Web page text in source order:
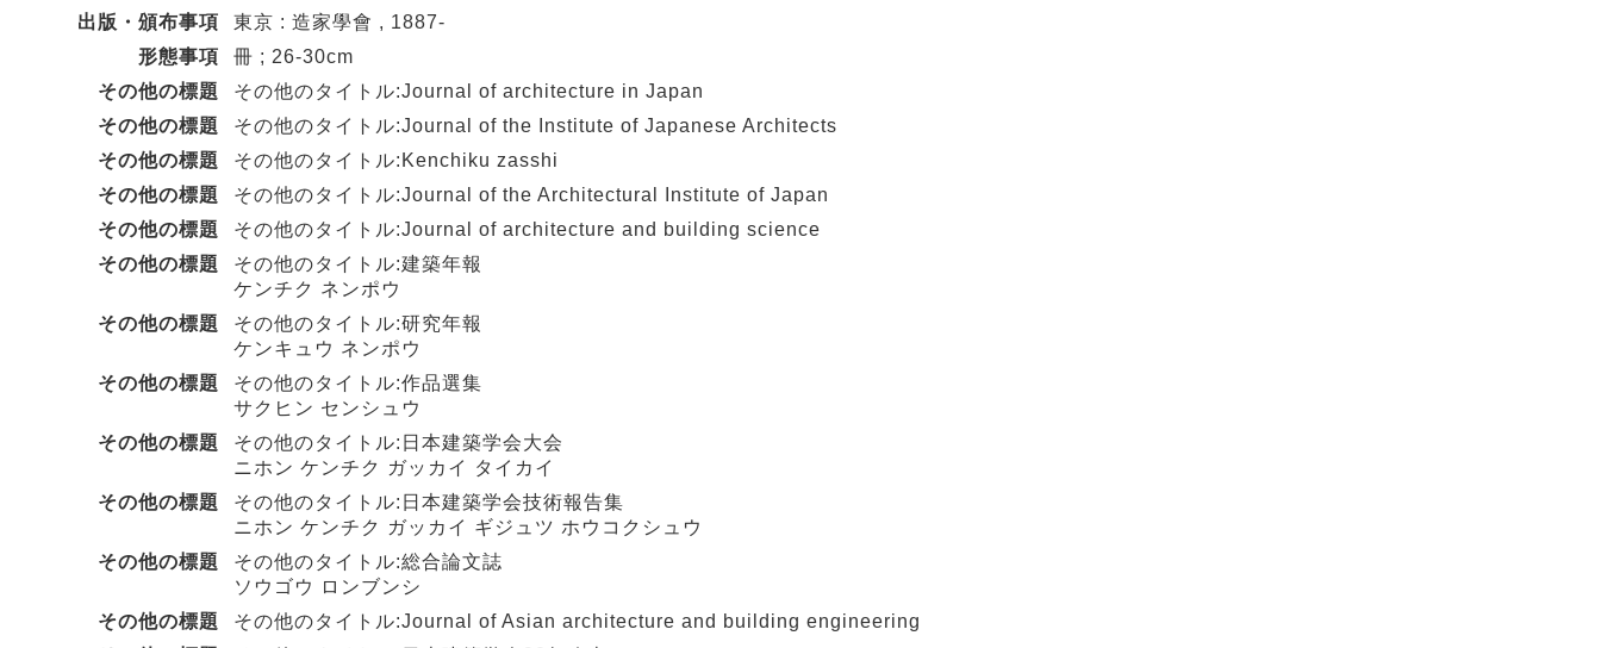
出版・頒布事項
東京 : 造家學會 , 1887-
形態事項
冊 ; 26-30cm
その他の標題
その他のタイトル:Journal of architecture in Japan
その他の標題
その他のタイトル:Journal of the Institute of Japanese Architects
その他の標題
その他のタイトル:Kenchiku zasshi
その他の標題
その他のタイトル:Journal of the Architectural Institute of Japan
その他の標題
その他のタイトル:Journal of architecture and building science
その他の標題
その他のタイトル:建築年報
ケンチク ネンポウ
その他の標題
その他のタイトル:研究年報
ケンキュウ ネンポウ
その他の標題
その他のタイトル:作品選集
サクヒン センシュウ
その他の標題
その他のタイトル:日本建築学会大会
ニホン ケンチク ガッカイ タイカイ
その他の標題
その他のタイトル:日本建築学会技術報告集
ニホン ケンチク ガッカイ ギジュツ ホウコクシュウ
その他の標題
その他のタイトル:総合論文誌
ソウゴウ ロンブンシ
その他の標題
その他のタイトル:Journal of Asian architecture and building engineering